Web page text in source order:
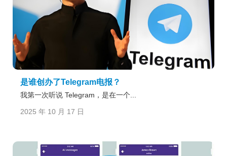
是谁创办了Telegram电报？
我第一次听说 Telegram，是在一个...
2025 年 10 月 17 日